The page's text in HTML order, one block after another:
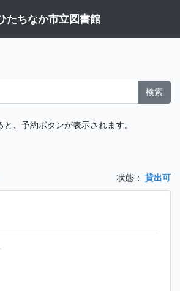
たちなか市立図書館
検索
と、予約ボタンが表示されます。
状態： 貸出可